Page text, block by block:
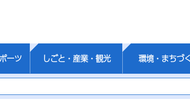
ーツ しごと・産業・観光 環境・まちづ